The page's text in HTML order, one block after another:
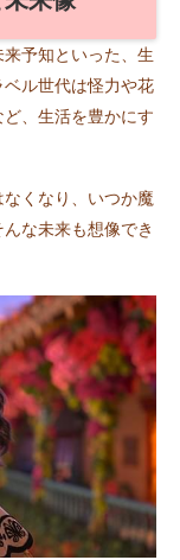
予知といった、生
ル世代は怪力や花
、生活を豊かにす
くなり、いつか魔
な未来も想像でき